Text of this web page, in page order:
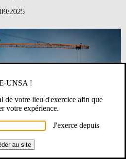
2025
UNSA !
de votre lieu d'exercice afin que
votre expérience.
J'exerce depuis
au site